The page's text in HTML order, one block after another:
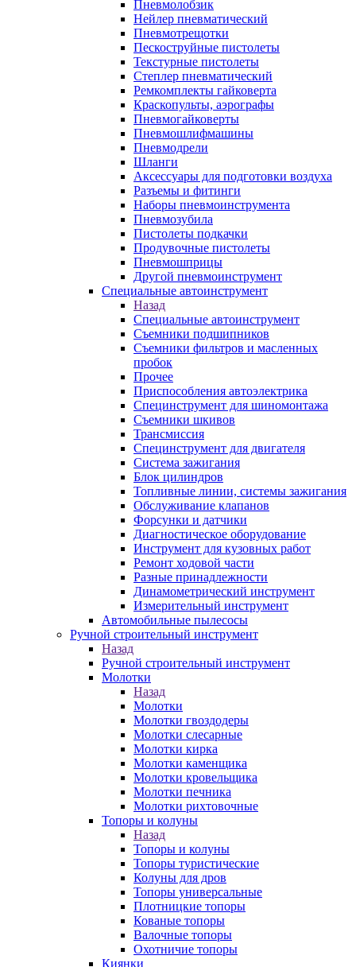
Пневмолобзик
Нейлер пневматический
Пневмотрещотки
Пескоструйные пистолеты
Текстурные пистолеты
Степлер пневматический
Ремкомплекты гайковерта
Краскопульты, аэрографы
Пневмогайковерты
Пневмошлифмашины
Пневмодрели
Шланги
Аксессуары для подготовки воздуха
Разъемы и фитинги
Наборы пневмоинструмента
Пневмозубила
Пистолеты подкачки
Продувочные пистолеты
Пневмошприцы
Другой пневмоинструмент
Специальные автоинструмент
Назад
Специальные автоинструмент
Съемники подшипников
Съемники фильтров и масленных
пробок
Прочее
Приспособления автоэлектрика
Специнструмент для шиномонтажа
Съемники шкивов
Трансмиссия
Специнструмент для двигателя
Система зажигания
Блок цилиндров
Топливные линии, системы зажигания
Обслуживание клапанов
Форсунки и датчики
Диагностическое оборудование
Инструмент для кузовных работ
Ремонт ходовой части
Разные принадлежности
Динамометрический инструмент
Измерительный инструмент
Автомобильные пылесосы
Ручной строительный инструмент
Назад
Ручной строительный инструмент
Молотки
Назад
Молотки
Молотки гвоздодеры
Молотки слесарные
Молотки кирка
Молотки каменщика
Молотки кровельщика
Молотки печника
Молотки рихтовочные
Топоры и колуны
Назад
Топоры и колуны
Топоры туристические
Колуны для дров
Топоры универсальные
Плотницкие топоры
Кованые топоры
Валочные топоры
Охотничие топоры
Киянки